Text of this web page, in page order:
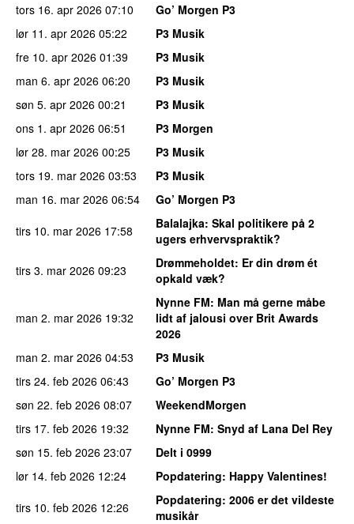
tors 16. apr 2026 07:10
Go’ Morgen P3
lør 11. apr 2026 05:22
P3 Musik
fre 10. apr 2026 01:39
P3 Musik
man 6. apr 2026 06:20
P3 Musik
søn 5. apr 2026 00:21
P3 Musik
ons 1. apr 2026 06:51
P3 Morgen
lør 28. mar 2026 00:25
P3 Musik
tors 19. mar 2026 03:53
P3 Musik
man 16. mar 2026 06:54
Go’ Morgen P3
tirs 10. mar 2026 17:58 Balalajka: Skal politikere på 2
ugers erhvervspraktik?
tirs 3. mar 2026 09:23 Drømmeholdet: Er din drøm ét
opkald væk?
man 2. mar 2026 19:32
Nynne FM: Man må gerne måbe
lidt af jalousi over Brit Awards
2026
man 2. mar 2026 04:53
P3 Musik
tirs 24. feb 2026 06:43
Go’ Morgen P3
søn 22. feb 2026 08:07
WeekendMorgen
tirs 17. feb 2026 19:32 Nynne FM: Snyd af Lana Del Rey
søn 15. feb 2026 23:07
Delt i 0999
lør 14. feb 2026 12:24 Popdatering: Happy Valentines!
tirs 10. feb 2026 12:26 Popdatering: 2006 er det vildeste
musikår